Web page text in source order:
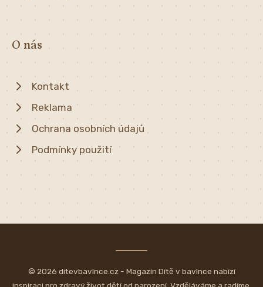
O nás
Kontakt
Reklama
Ochrana osobních údajů
Podmínky použití
© 2026 ditevbavlnce.cz - Magazín Dítě v bavlnce nabízí
inspiraci pro zdravý život dětí od narození. Vzděláváme a radíme,